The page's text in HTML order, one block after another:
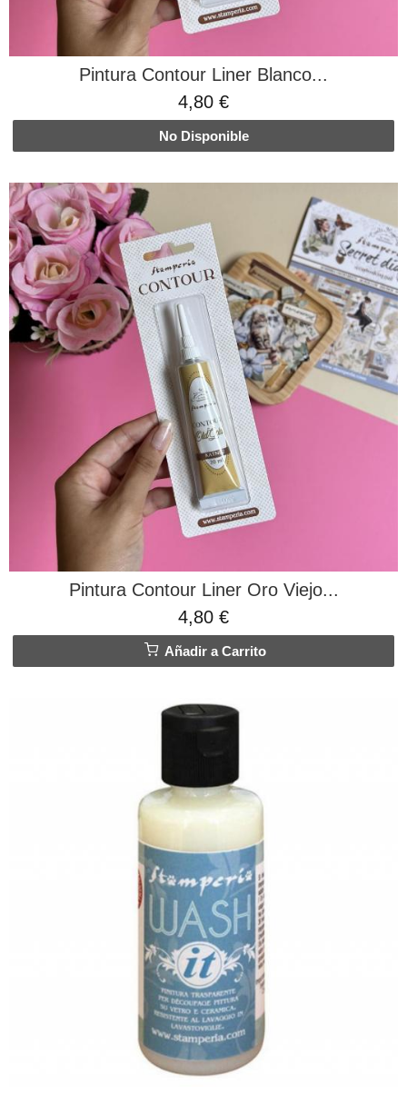
Pintura Contour Liner Blanco...
4,80 €
No Disponible
Pintura Contour Liner Oro Viejo...
4,80 €
Añadir a Carrito